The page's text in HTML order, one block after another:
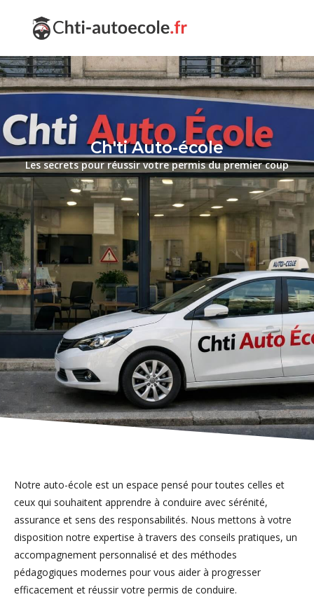
Ch'ti Auto-école
Les secrets pour réussir votre permis du premier coup
Notre auto-école est un espace pensé pour toutes celles et
ceux qui souhaitent apprendre à conduire avec sérénité,
assurance et sens des responsabilités. Nous mettons à votre
disposition notre expertise à travers des conseils pratiques, un
accompagnement personnalisé et des méthodes
pédagogiques modernes pour vous aider à progresser
efficacement et réussir votre permis de conduire.